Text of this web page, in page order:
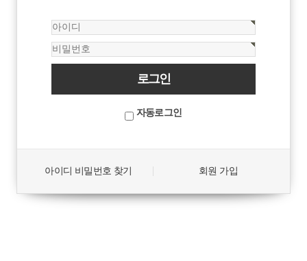
자동로그인
아이디 비밀번호 찾기 회원 가입